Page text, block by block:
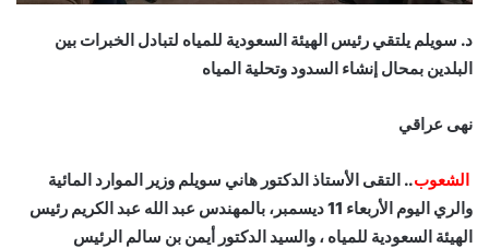
د. سويلم يلتقي رئيس الهيئة السعودية للمياه لتبادل الخبرات بين
البلدين بمحال إنشاء السدود وتحلية المياه
نهى عراقي
الشعوب.. التقى الأستاذ الدكتور هاني سويلم وزير الموارد المائية
والري اليوم الأربعاء 11 ديسمبر، بالمهندس عبد الله عبد الكريم رئيس
الهيئة السعودية للمياه ، والسيد الدكتور أيمن بن سالم الرئيس